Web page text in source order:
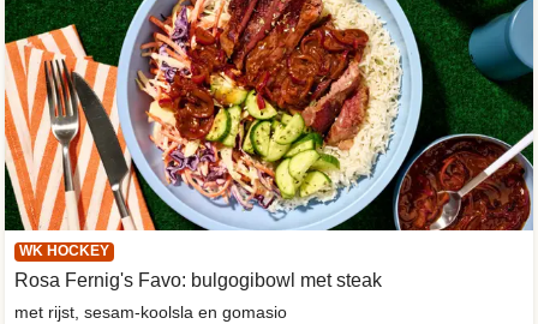
WK HOCKEY
Rosa Fernig's Favo: bulgogibowl met steak
met rijst, sesam-koolsla en gomasio